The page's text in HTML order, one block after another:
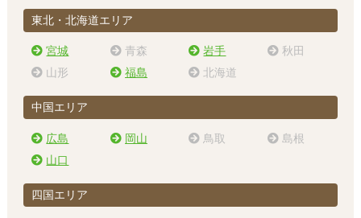
東北・北海道エリア
宮城 青森 岩手
秋田
山形
福島 北海道
中国エリア
広島 岡山 鳥取
島根
山口
四国エリア